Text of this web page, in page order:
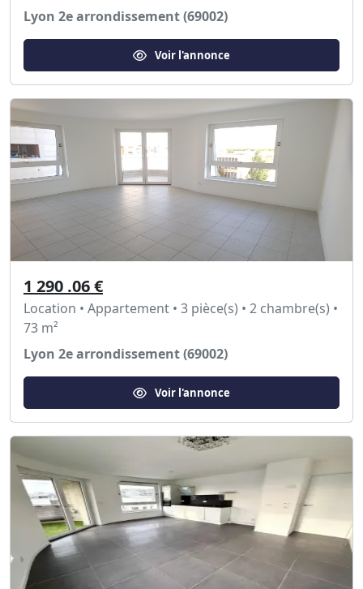
Lyon 2e arrondissement (69002)
Voir l'annonce
1 290 .06 €
Location • Appartement • 3 pièce(s) • 2 chambre(s) •
73 m²
Lyon 2e arrondissement (69002)
Voir l'annonce